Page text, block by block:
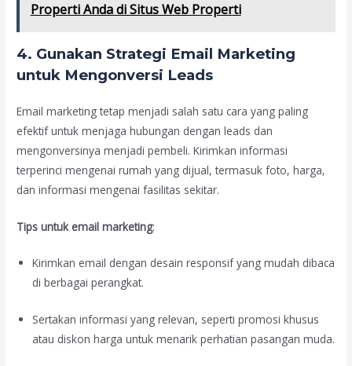
Properti Anda di Situs Web Properti
4. Gunakan Strategi Email Marketing
untuk Mengonversi Leads
Email marketing tetap menjadi salah satu cara yang paling
efektif untuk menjaga hubungan dengan leads dan
mengonversinya menjadi pembeli. Kirimkan informasi
terperinci mengenai rumah yang dijual, termasuk foto, harga,
dan informasi mengenai fasilitas sekitar.
Tips untuk email marketing:
Kirimkan email dengan desain responsif yang mudah dibaca
di berbagai perangkat.
Sertakan informasi yang relevan, seperti promosi khusus
atau diskon harga untuk menarik perhatian pasangan muda.